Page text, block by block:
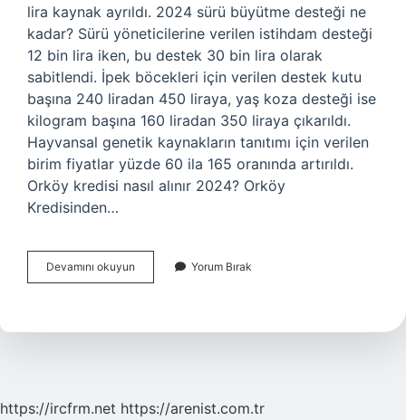
lira kaynak ayrıldı. 2024 sürü büyütme desteği ne
kadar? Sürü yöneticilerine verilen istihdam desteği
12 bin lira iken, bu destek 30 bin lira olarak
sabitlendi. İpek böcekleri için verilen destek kutu
başına 240 liradan 450 liraya, yaş koza desteği ise
kilogram başına 160 liradan 350 liraya çıkarıldı.
Hayvansal genetik kaynakların tanıtımı için verilen
birim fiyatlar yüzde 60 ila 165 oranında artırıldı.
Orköy kredisi nasıl alınır 2024? Orköy
Kredisinden…
Devamını okuyun
Desteği
Yorum Bırak
https://ircfrm.net https://arenist.com.tr